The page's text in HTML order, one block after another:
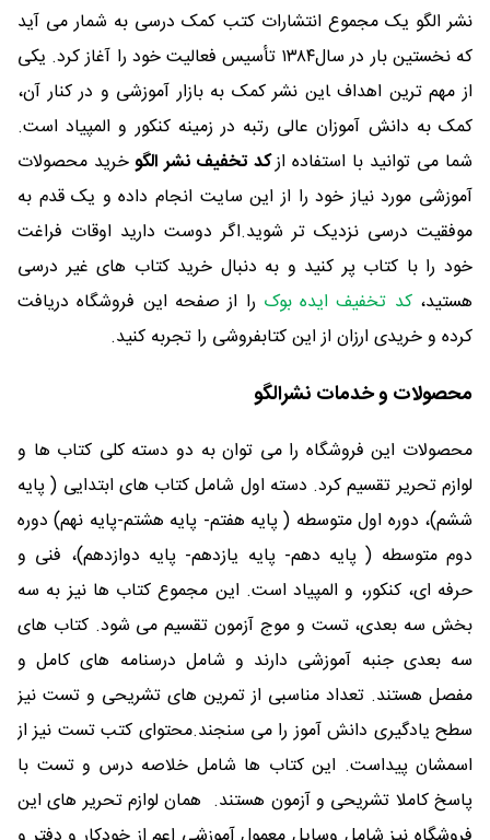
نشر الگو یک مجموع انتشارات کتب کمک درسی به شمار می آید
که نخستین بار در سال۱۳۸۴ تأسیس فعالیت خود را آغاز کرد. یکی
از مهم ترین اهداف ‍‍‍‍‍این نشر کمک به بازار آموزشی و در کنار آن،
کمک به دانش آموزان عالی رتبه در زمینه کنکور و المپیاد است.
شما می توانید با استفاده ازکد تخفیف نشر الگوخرید محصولات
آموزشی مورد نیاز خود را از این سایت انجام داده و یک قدم به
موفقیت درسی نزدیک تر شوید.اگر دوست دارید اوقات فراغت
خود را با کتاب پر کنید و به دنبال خرید کتاب های غیر درسی
هستید،کد تخفیف ایده بوک را از صفحه این فروشگاه دریافت
کرده و خریدی ارزان از این کتابفروشی را تجربه کنید.
محصولات و خدمات نشرالگو
محصولات این فروشگاه را می توان به دو دسته کلی کتاب ها و
لوازم تحریر تقسیم کرد. دسته اول شامل کتاب های ابتدایی (‍‍ پایه
ششم)، دوره اول متوسطه ( پایه هفتم‌- پایه هشتم-پایه نهم) دوره
دوم متوسطه ( پایه دهم- پایه یازدهم- پایه دوازدهم)، فنی و
حرفه ای، کنکور، و المپیاد است. این مجموع کتاب ها نیز به سه
بخش سه بعدی، تست و موج آزمون تقسیم می شود. کتاب های
سه بعدی جنبه آموزشی دارند و شامل درسنامه های کامل و
مفصل هستند. تعداد مناسبی از تمرین های تشریحی و تست نیز
سطح یادگیری دانش آموز را می سنجند.محتوای کتب تست نیز از
اسمشان پیداست. این کتاب ها شامل خلاصه درس و تست با
پاسخ کاملا تشریحی و آزمون هستند. همان لوازم تحریر های این